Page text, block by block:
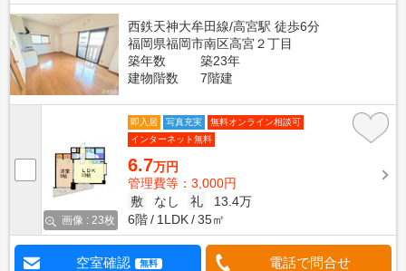
西鉄天神大牟田線/高宮駅 徒歩6分
福岡県福岡市南区高宮２丁目
築年数
築23年
建物階数
7階建
画像 : 23枚
即入居 写真充実
無料オンライン相談可
インターネット無料
6.7万円
管理費等：3,000円
敷
なし 礼
13.4万
6階
1LDK 35㎡
空室確認 無料 電話で問合せ